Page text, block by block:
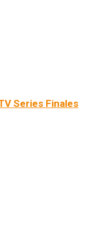
Series Finales